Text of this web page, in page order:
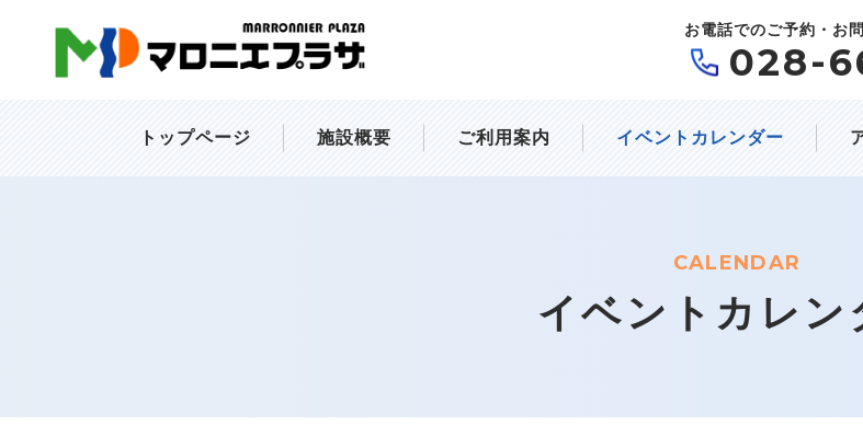
お電話でのご予約・お
028-
トップページ 施設概要 ご利用案内 イベントカレンダー
CALENDAR
イベントカレン